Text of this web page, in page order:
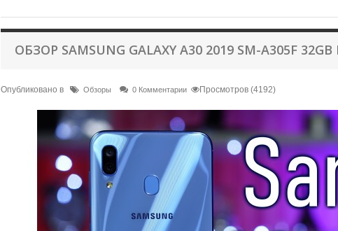
ОБЗОР SAMSUNG GALAXY A30 2019 SM-A305F 32GB
Опубликовано в Обзоры 0 Комментарии Просмотров (4192)